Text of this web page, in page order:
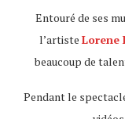
Entouré de ses
l’artiste Lorene
beaucoup de
Pendant le